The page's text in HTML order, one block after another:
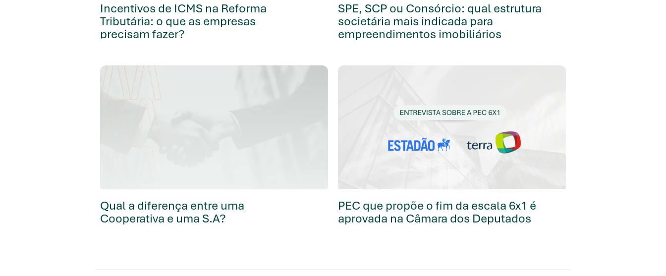
Incentivos de ICMS na Reforma
Tributária: o que as empresas
precisam fazer?
SPE, SCP ou Consórcio: qual estrutura
societária mais indicada para
empreendimentos imobiliários
Qual a diferença entre uma
Cooperativa e uma S.A?
PEC que propõe o fim da escala 6x1 é
aprovada na Câmara dos Deputados